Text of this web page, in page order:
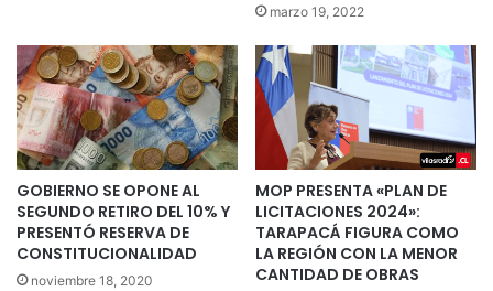
marzo 19, 2022
GOBIERNO SE OPONE AL
SEGUNDO RETIRO DEL 10% Y
PRESENTÓ RESERVA DE
CONSTITUCIONALIDAD
noviembre 18, 2020
MOP PRESENTA «PLAN DE
LICITACIONES 2024»:
TARAPACÁ FIGURA COMO
LA REGIÓN CON LA MENOR
CANTIDAD DE OBRAS